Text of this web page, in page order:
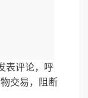
表评论，呼
交易，阻断